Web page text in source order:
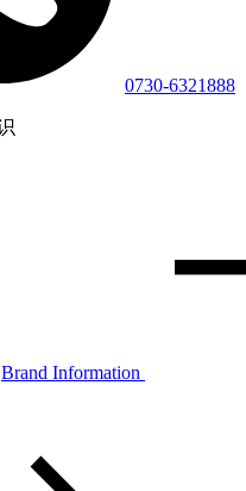
0730-6321888
Brand Information